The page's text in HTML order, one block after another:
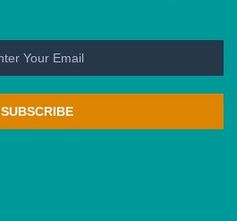
SUBSCRIBE